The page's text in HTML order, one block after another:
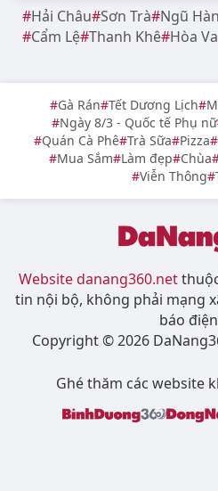
Hải Châu Sơn Trà Ngũ
Cẩm Lệ Thanh Khê Hòa
Gà Rán Tết Dương Lịch
Ngày 8/3 - Quốc tế Phụ nữ
Quán Cà Phê Trà Sữa Pizza
Mua Sắm Làm đẹp Chùa
Viễn Thông
Website danang360.net
tin nội bộ, không phải mạng
báo
Copyright © 2026
Ghé thăm các website